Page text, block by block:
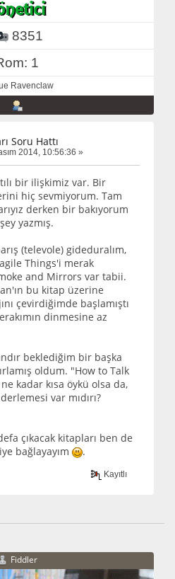
8351
1
Ravenclaw
Soru Hattı
2014, 10:56:36 »
bir ilişkimiz var. Bir
hiç sevmiyorum. Tam
derken bir bakıyorum
yazmış.
(televole) gideduralım,
Things'i merak
and Mirrors var tabii.
bu kitap üzerine
çevirdiğimde başlamıştı
dinmesine az
beklediğim bir başka
oldum. "How to Talk
kadar kısa öykü olsa da,
var mıdırı?
çıkacak kitapları ben de
bağlayayım
.
Kayıtlı
Fiddler